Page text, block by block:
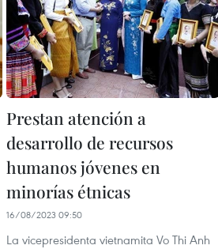
Prestan atención a
desarrollo de recursos
humanos jóvenes en
minorías étnicas
16/08/2023 09:50
La vicepresidenta vietnamita Vo Thi Anh